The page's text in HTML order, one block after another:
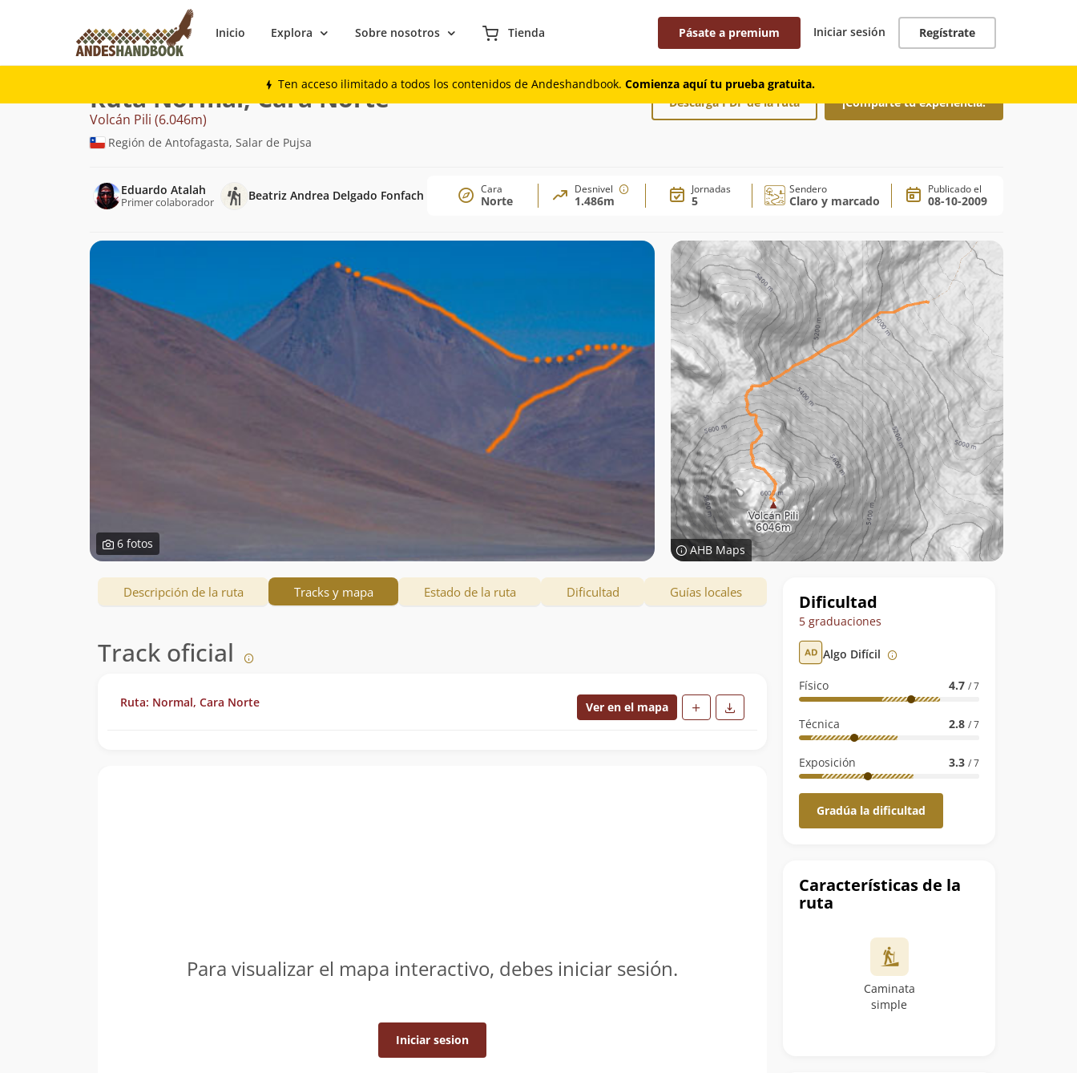
Inicio Explora Sobre nosotros Tienda Pásate a premium Iniciar sesión Regístrate
Ten acceso ilimitado a todos los contenidos de Andeshandbook. Comienza aquí tu prueba gratuita.
Montaña
Ruta Normal, Cara Norte
Volcán Pili (6.046m)
Región de Antofagasta, Salar de Pujsa
Descarga PDF de la ruta ¡Comparte tu experiencia!
Eduardo Atalah
Primer colaborador Beatriz Andrea Delgado Fonfach Cara
Norte
Desnivel
1.486m
Jornadas
5
Sendero
Claro y marcado
Publicado el
08-10-2009
6 fotos AHB Maps
Datos
de
la
ruta
Dificultad
5 graduaciones
Algo Difícil
Físico 4.7 / 7
Técnica 2.8 / 7
Exposición 3.3 / 7
Gradúa la dificultad
Características de la
ruta
Caminata
simple
Descripción de la ruta Tracks y mapa Estado de la ruta Dificultad Guías locales
Track oficial
Ruta: Normal, Cara Norte Ver en el mapa
Para visualizar el mapa interactivo, debes iniciar sesión.
Iniciar sesion